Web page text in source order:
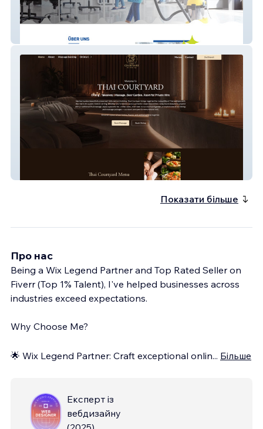
Показати більше
Про нас
Being a Wix Legend Partner and Top Rated Seller on
Fiverr (Top 1% Talent), I've helped businesses across
industries exceed expectations.
Why Choose Me?
🌟 Wix Legend Partner: Craft exceptional onlin... Більше
Експерт із
вебдизайну